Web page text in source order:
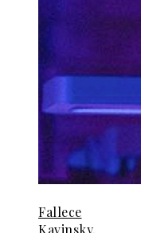
Fallece
Kavinsky,